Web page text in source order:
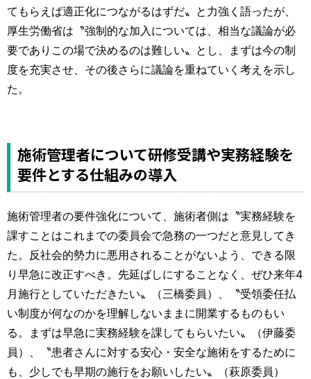
てもらえば適正化につながるはずだ〟と力強く語ったが、
厚生労働省は〝強制的な加入については、相当な議論が必
要でありこの場で決めるのは難しい〟とし、まずは今の制
度を充実させ、その後さらに議論を重ねていく考えを示し
た。
施術管理者について研修受講や実務経験を
要件とする仕組みの導入
施術管理者の要件強化について、施術者側は〝実務経験を
課すことはこれまでの委員会で急務の一つだと意見してき
た。反社会的勢力に悪用されることがないよう、できる限
り早急に改正すべき。先延ばしにすることなく、ぜひ来年4
月施行としていただきたい〟（三橋委員）、〝受領委任払
い制度が何なのかを理解しないままに開業するものもい
る。まずは早急に実務経験を課してもらいたい〟（伊藤委
員）、〝患者さんに対する安心・安全な施術をするために
も、少しでも早期の施行をお願いしたい〟（萩原委員）